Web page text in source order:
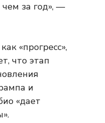
за год», —
«прогресс»,
что этап
и
«дает